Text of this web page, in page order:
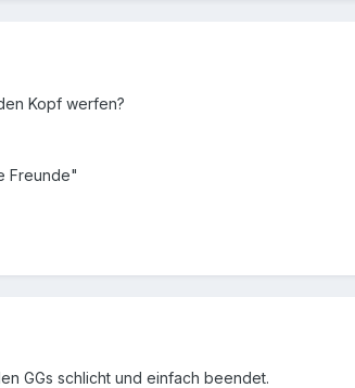
Kopf werfen?
Freunde"
GGs schlicht und einfach beendet.